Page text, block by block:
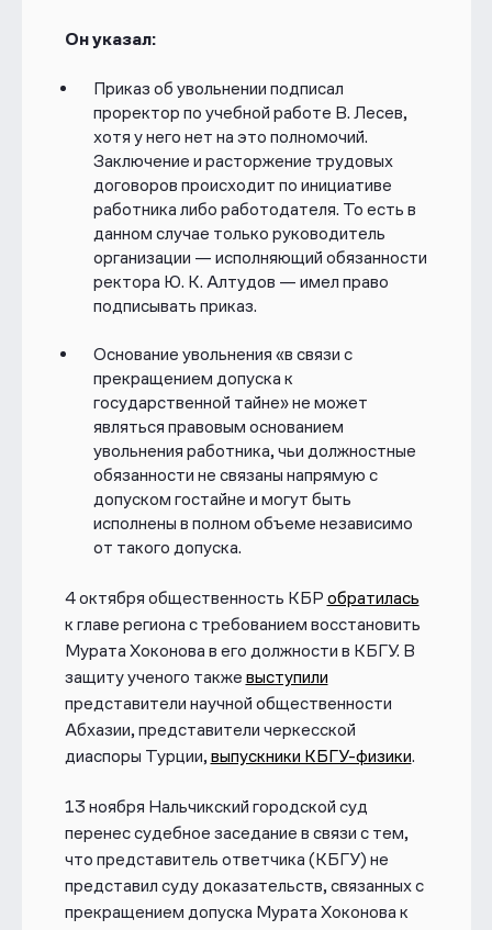
Он указал:
Приказ об увольнении подписал
проректор по учебной работе В. Лесев,
хотя у него нет на это полномочий.
Заключение и расторжение трудовых
договоров происходит по инициативе
работника либо работодателя. То есть в
данном случае только руководитель
организации — исполняющий обязанности
ректора Ю. К. Алтудов — имел право
подписывать приказ.
Основание увольнения «в связи с
прекращением допуска к
государственной тайне» не может
являться правовым основанием
увольнения работника, чьи должностные
обязанности не связаны напрямую с
допуском гостайне и могут быть
исполнены в полном объеме независимо
от такого допуска.
4 октября общественность КБР обратилась
к главе региона с требованием восстановить
Мурата Хоконова в его должности в КБГУ. В
защиту ученого также выступили
представители научной общественности
Абхазии, представители черкесской
диаспоры Турции, выпускники КБГУ-физики.
13 ноября Нальчикский городской суд
перенес судебное заседание в связи с тем,
что представитель ответчика (КБГУ) не
представил суду доказательств, связанных с
прекращением допуска Мурата Хоконова к